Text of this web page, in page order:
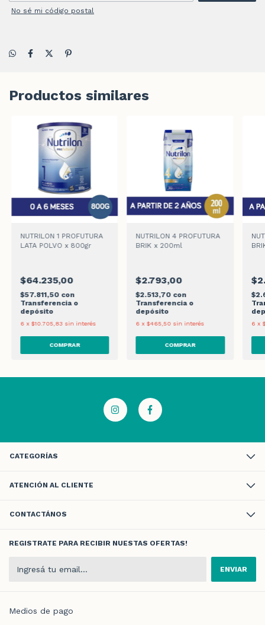
No sé mi código postal
Productos similares
NUTRILON 1 PROFUTURA
LATA POLVO x 800gr
$64.235,00
$57.811,50 con
Transferencia o
depósito
6 x $10.705,83 sin interés
NUTRILON 4 PROFUTURA
BRIK x 200ml
$2.793,00
$2.513,70 con
Transferencia o
depósito
6 x $465,50 sin interés 6 x
CATEGORÍAS
ATENCIÓN AL CLIENTE
CONTACTÁNOS
REGISTRATE PARA RECIBIR NUESTAS OFERTAS!
Medios de pago